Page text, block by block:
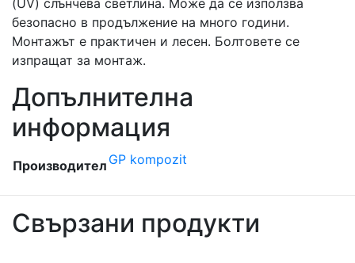
(UV) слънчева светлина. Може да се използва
безопасно в продължение на много години.
Монтажът е практичен и лесен. Болтовете се
изпращат за монтаж.
Допълнителна
информация
Производител GP kompozit
Свързани продукти